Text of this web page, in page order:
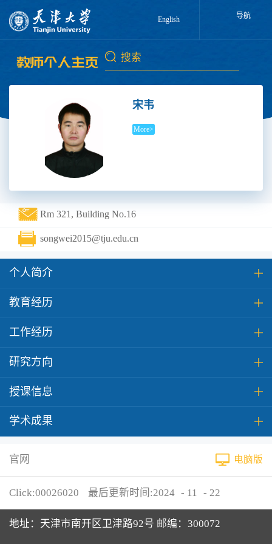
English 导航
宋韦
More>
Rm 321, Building No.16
songwei2015@tju.edu.cn
个人简介
教育经历
工作经历
研究方向
授课信息
学术成果
官网 电脑版
Click:00026020 最后更新时间:2024 - 11 - 22
地址：天津市南开区卫津路92号 邮编：300072